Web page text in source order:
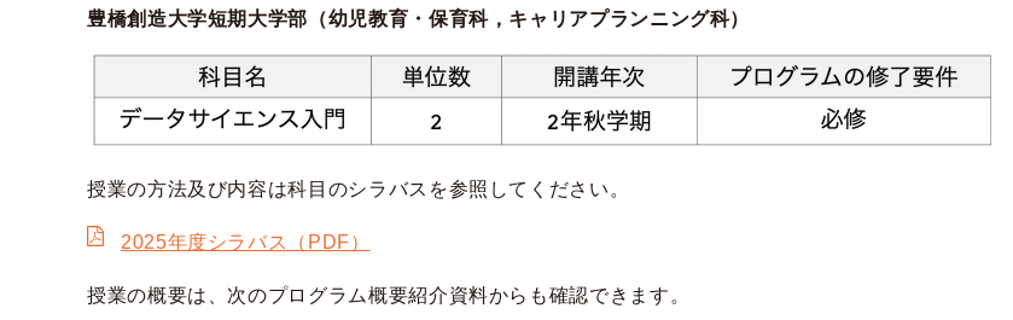
豊橋創造大学短期大学部（幼児教育・保育科，キャリアプランニング科）
授業の方法及び内容は科目のシラバスを参照してください。
2025年度シラバス（PDF）
授業の概要は、次のプログラム概要紹介資料からも確認できます。